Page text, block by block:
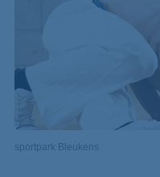
sportpark Bleukens